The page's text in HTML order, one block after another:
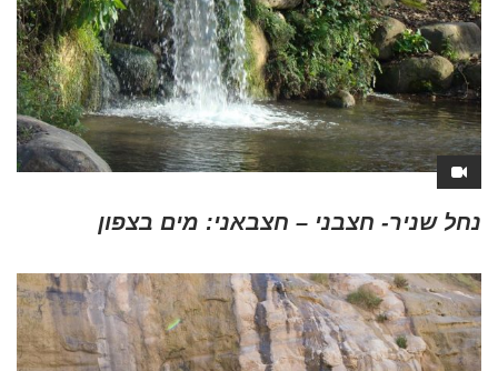
נחל שניר- חצבני – חצבאני: מים בצפון